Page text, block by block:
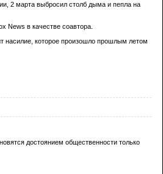
2 марта выбросил столб дыма и пепла на
News в качестве соавтора.
насилие, которое произошло прошлым летом
достоянием общественности только